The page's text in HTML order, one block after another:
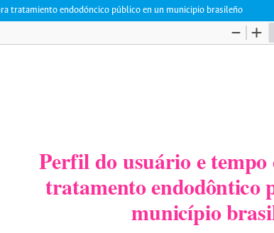
tratamiento endodóncico público en un municipio brasileño